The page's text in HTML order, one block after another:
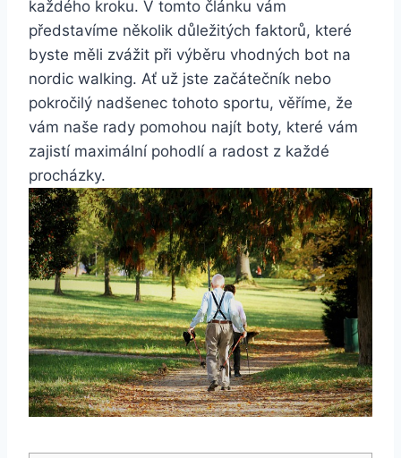
každého kroku. V tomto‌ článku ​vám
představíme několik‌ důležitých faktorů,‌ které
byste měli zvážit při výběru vhodných‍ bot na
⁤nordic walking. ⁤Ať už jste začátečník nebo
pokročilý nadšenec‌ tohoto‍ sportu, věříme, ​že
vám naše rady pomohou najít⁤ boty, které vám⁢
zajistí maximální pohodlí a radost z každé
procházky.